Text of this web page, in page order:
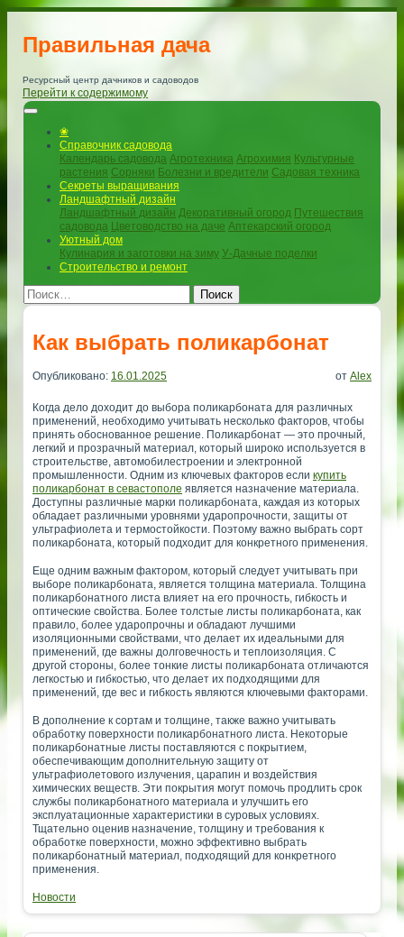
Правильная дача
Ресурсный центр дачников и садоводов
Перейти к содержимому
❀
Справочник садовода
Календарь садовода Агротехника Агрохимия Культурные
растения Сорняки Болезни и вредители Садовая техника
Секреты выращивания
Ландшафтный дизайн
Ландшафтный дизайн Декоративный огород Путешествия
садовода Цветоводство на даче Аптекарский огород
Уютный дом
Кулинария и заготовки на зиму У-Дачные поделки
Строительство и ремонт
Поиск
Как выбрать поликарбонат
Опубликовано: 16.01.2025 от Alex
Когда дело доходит до выбора поликарбоната для различных
применений, необходимо учитывать несколько факторов, чтобы
принять обоснованное решение. Поликарбонат — это прочный,
легкий и прозрачный материал, который широко используется в
строительстве, автомобилестроении и электронной
промышленности. Одним из ключевых факторов если купить
поликарбонат в севастополе является назначение материала.
Доступны различные марки поликарбоната, каждая из которых
обладает различными уровнями ударопрочности, защиты от
ультрафиолета и термостойкости. Поэтому важно выбрать сорт
поликарбоната, который подходит для конкретного применения.
Еще одним важным фактором, который следует учитывать при
выборе поликарбоната, является толщина материала. Толщина
поликарбонатного листа влияет на его прочность, гибкость и
оптические свойства. Более толстые листы поликарбоната, как
правило, более ударопрочны и обладают лучшими
изоляционными свойствами, что делает их идеальными для
применений, где важны долговечность и теплоизоляция. С
другой стороны, более тонкие листы поликарбоната отличаются
легкостью и гибкостью, что делает их подходящими для
применений, где вес и гибкость являются ключевыми факторами.
В дополнение к сортам и толщине, также важно учитывать
обработку поверхности поликарбонатного листа. Некоторые
поликарбонатные листы поставляются с покрытием,
обеспечивающим дополнительную защиту от
ультрафиолетового излучения, царапин и воздействия
химических веществ. Эти покрытия могут помочь продлить срок
службы поликарбонатного материала и улучшить его
эксплуатационные характеристики в суровых условиях.
Тщательно оценив назначение, толщину и требования к
обработке поверхности, можно эффективно выбрать
поликарбонатный материал, подходящий для конкретного
применения.
Новости